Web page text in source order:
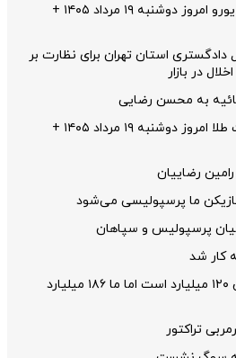
قیمت دلار و قیمت یورو امروز دوشنبه ۱۹ مرداد ۱۴۰۵ +
استان تهران برای نظارت بر
در بازار
به محسن رضایی
قیمت سکه و قیمت طلا امروز دوشنبه ۱۹ مرداد ۱۴۰۵ +
رضاییان
پرسپولیس و سپاهان
کار شد
پیشنهاد پرسپولیس ۱۲۰ میلیارد است اما ما ۱۸۶ میلیارد
تراکتور